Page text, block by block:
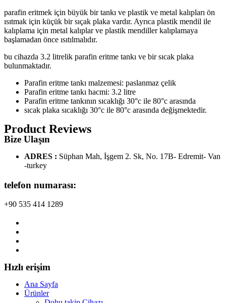
parafin eritmek için büyük bir tankı ve plastik ve metal kalıpları ön
ısıtmak için küçük bir sıçak plaka vardır. Ayrıca plastik mendil ile
kalıplama için metal kalıplar ve plastik mendiller kalıplamaya
başlamadan önce ısıtılmalıdır.
bu cihazda 3.2 litrelik parafin eritme tankı ve bir sıcak plaka
bulunmaktadır.
Parafin eritme tankı malzemesi: paslanmaz çelik
Parafin eritme tankı hacmi: 3.2 litre
Parafin eritme tankının sıcaklığı 30°c ile 80°c arasında
sıcak plaka sıcaklığı 30°c ile 80°c arasında değişmektedir.
Product Reviews
Bize Ulaşın
ADRES : Süphan Mah, İşgem 2. Sk, No. 17B- Edremit- Van
-turkey
telefon numarası:
+90 535 414 1289
Hızlı erişim
Ana Sayfa
Ürünler